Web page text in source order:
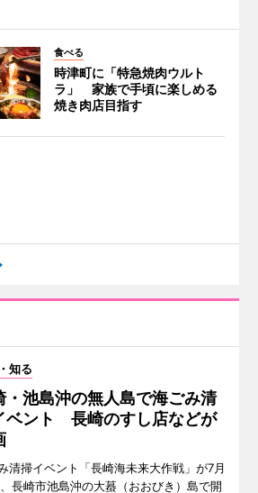
食べる
時津町に「特急焼肉ウルト
ラ」 家族で手頃に楽しめる
焼き肉店目指す
知る
・池島沖の無人島で海ごみ清
ベント 長崎のすし店などが
清掃イベント「長崎海未来大作戦」が7月
長崎市池島沖の大蟇（おおびき）島で開